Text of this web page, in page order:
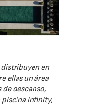
distribuyen en
ellas un área
descanso,
piscina infinity,